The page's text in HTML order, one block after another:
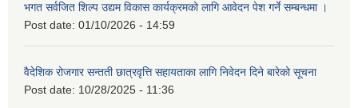
भगत सर्वजित शिल्प उद्यम विकास कार्यक्रमको लागि आवेदन पेश गर्ने सम्बन्धमा ।
Post date: 01/10/2026 - 14:59
वैदेशिक रोजगार सन्तती छात्रवृत्ति सहायताका लागि निवेदन दिने बारेको सूचना
Post date: 10/28/2025 - 11:36